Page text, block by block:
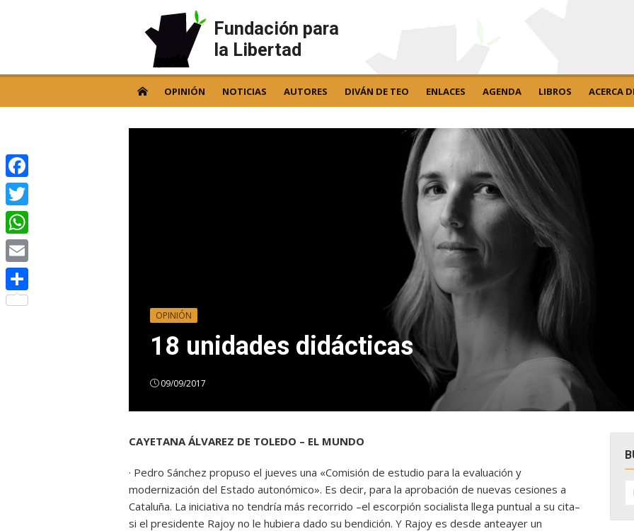
Fundación para
la Libertad
OPINIÓN NOTICIAS AUTORES DIVÁN DE TEO ENLACES AGENDA LIBROS ACERCA
OPINIÓN
18 unidades didácticas
09/09/2017
CAYETANA ÁLVAREZ DE TOLEDO – EL MUNDO
· Pedro Sánchez propuso el jueves una «Comisión de estudio para la evaluación y
modernización del Estado autonómico». Es decir, para la aprobación de nuevas cesiones a
Cataluña. La iniciativa no tendría más recorrido –el escorpión socialista llega puntual a su cita–
si el presidente Rajoy no le hubiera dado su bendición. Y Rajoy es desde anteayer un
Facebook
Twitter
WhatsApp
Email
Compartir